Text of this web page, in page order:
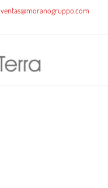
ventas@moranogruppo.com